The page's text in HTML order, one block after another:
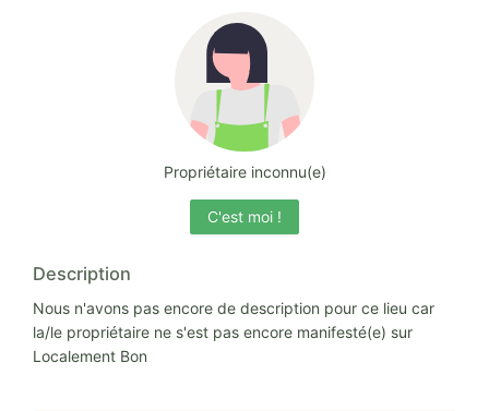
Propriétaire inconnu(e)
C'est moi !
Description
Nous n'avons pas encore de description pour ce lieu car
la/le propriétaire ne s'est pas encore manifesté(e) sur
Localement Bon